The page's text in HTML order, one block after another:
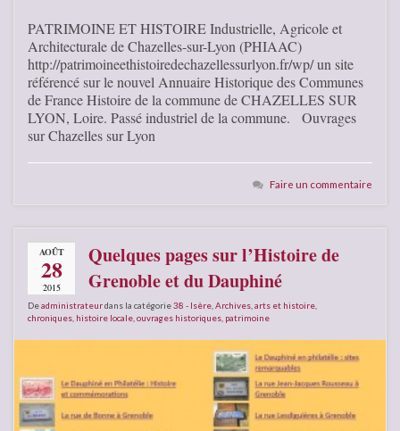
PATRIMOINE ET HISTOIRE Industrielle, Agricole et
Architecturale de Chazelles-sur-Lyon (PHIAAC)
http://patrimoineethistoiredechazellessurlyon.fr/wp/ un site
référencé sur le nouvel Annuaire Historique des Communes
de France Histoire de la commune de CHAZELLES SUR
LYON, Loire. Passé industriel de la commune. Ouvrages
sur Chazelles sur Lyon
Faire un commentaire
AOÛT
28
2015
Quelques pages sur l’Histoire de
Grenoble et du Dauphiné
Deadministrateurdans la catégorie38 - Isère Archives arts et histoire
chroniques histoire locale ouvrages historiques patrimoine